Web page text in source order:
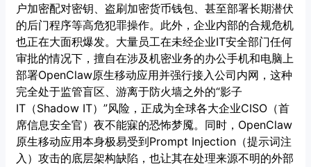
户加密配对密钥、盗刷加密货币钱包、甚至部署长期潜伏
的后门程序等高危犯罪操作。此外，企业内部的合规危机
也正在大面积爆发。大量员工在未经企业IT安全部门任何
审批的情况下，擅自在涉及机密业务的办公手机和电脑上
部署OpenClaw原生移动应用并强行接入公司内网，这种
完全处于监管盲区、游离于防火墙之外的“影子
IT（Shadow IT）”风险，正成为全球各大企业CISO（首
席信息安全官）夜不能寐的恐怖梦魇。同时，OpenClaw
原生移动应用本身极易受到Prompt Injection（提示词注
入）攻击的底层架构缺陷，也让其在处理来源不明的外部